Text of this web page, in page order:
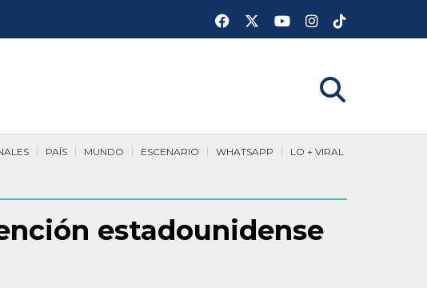
LO + VIRAL
WHATSAPP
ESCENARIO
MUNDO
PAÍS
estadounidense